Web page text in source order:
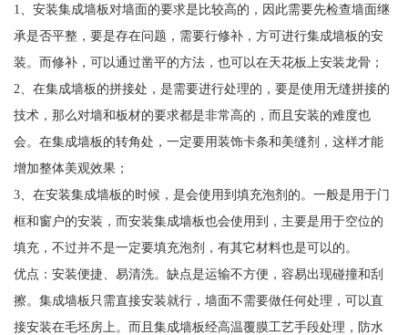
1、安装集成墙板对墙面的要求是比较高的，因此需要先检查墙面继
承是否平整，要是存在问题，需要行修补，方可进行集成墙板的安
装。而修补，可以通过凿平的方法，也可以在天花板上安装龙骨；
2、在集成墙板的拼接处，是需要进行处理的，要是使用无缝拼接的
技术，那么对墙和板材的要求都是非常高的，而且安装的难度也
会。在集成墙板的转角处，一定要用装饰卡条和美缝剂，这样才能
增加整体美观效果；
3、在安装集成墙板的时候，是会使用到填充泡剂的。一般是用于门
框和窗户的安装，而安装集成墙板也会使用到，主要是用于空位的
填充，不过并不是一定要填充泡剂，有其它材料也是可以的。
优点：安装便捷、易清洗。缺点是运输不方便，容易出现碰撞和刮
擦。集成墙板只需直接安装就行，墙面不需要做任何处理，可以直
接安装在毛坯房上。而且集成墙板经高温覆膜工艺手段处理，防水